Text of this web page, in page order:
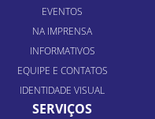
EVENTOS
NA IMPRENSA
INFORMATIVOS
EQUIPE E CONTATOS
IDENTIDADE VISUAL
SERVIÇOS